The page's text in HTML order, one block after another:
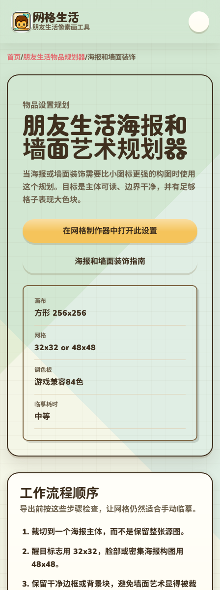
网格生活
朋友生活像素画工具
首页/朋友生活物品规划器/海报和墙面装饰
物品设置规划
朋友生活海报和
墙面艺术规划器
当海报或墙面装饰需要比小图标更强的构图时使用
这个规划。目标是主体可读、边界干净，并有足够
格子表现大色块。
在网格制作器中打开此设置
海报和墙面装饰指南
画布
方形 256x256
网格
32x32 or 48x48
调色板
游戏兼容84色
临摹耗时
中等
工作流程顺序
导出前按这些步骤检查，让网格仍然适合手动临摹。
裁切到一个海报主体，而不是保留整张源图。
醒目标志用 32x32，脸部或密集海报构图用
48x48。
保留干净边框或背景块，避免墙面艺术显得被裁